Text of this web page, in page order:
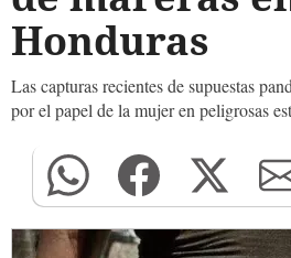
Honduras
Las capturas recientes de supuestas
por el papel de la mujer en peligrosas